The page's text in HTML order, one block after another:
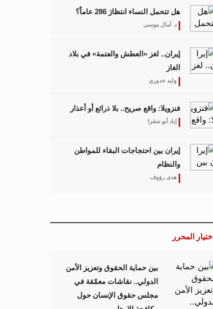
هل تتحمل النساء انتظارَ 286 عاماً؟
د. آمال موسى
إيران.. لغز «العطش والعتمة» في بلاد
الغاز
وليد خدوري
فنزويلا: واقع صريح.. بلا ذرائع أو أعذار
إياد أبو شقرا
إيران بين احتجاجات البقاء للمواطن
والنظام
هدى رؤوف
اختيار المحرر
بين حماية الحقوق وتعزيز الأمن
الدولي.. نقاشات معمّقة في
مجلس حقوق الإنسان حول